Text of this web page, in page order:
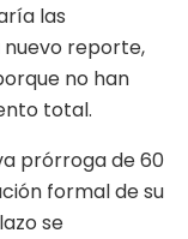
las
nuevo reporte,
no han
total.
prórroga de 60
formal de su
se